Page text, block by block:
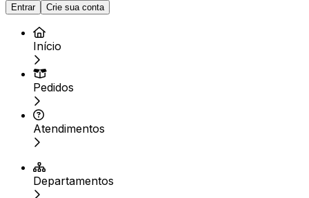
Entrar Crie sua conta
Início
Pedidos
Atendimentos
Departamentos